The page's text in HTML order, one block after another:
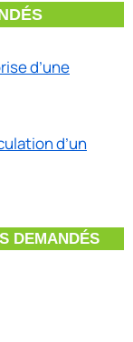
d’une
d’un
DEMANDÉS